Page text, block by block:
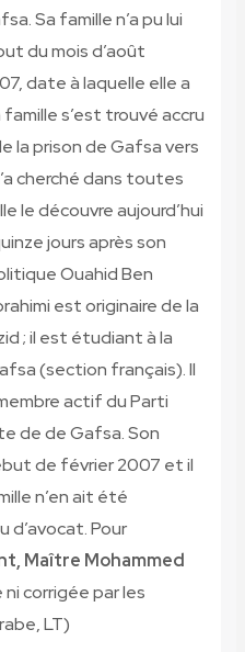
Sa famille n’a pu lui
du mois d’août
date à laquelle elle a
famille s’est trouvé accru
la prison de Gafsa vers
cherché dans toutes
le découvre aujourd’hui
jours après son
Ouahid Ben
est originaire de la
; il est étudiant à la
(section français). Il
actif du Parti
de de Gafsa. Son
de février 2007 et il
n’en ait été
d’avocat. Pour
Maître Mohammed
corrigée par les
LT)